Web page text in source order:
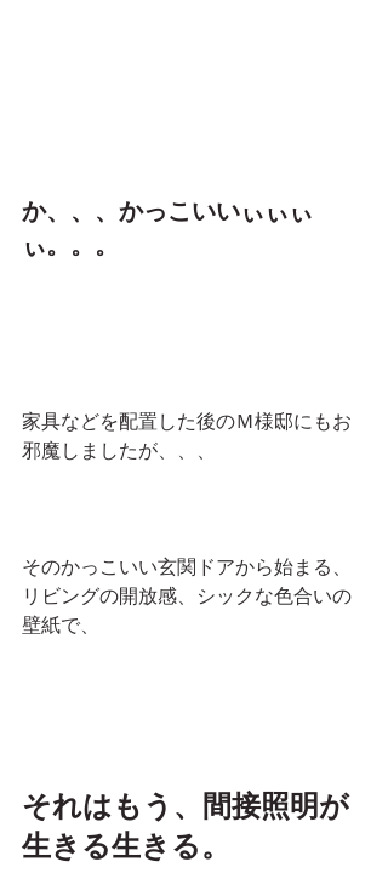
か、、、かっこいいぃぃぃ
ぃ。。。
家具などを配置した後のＭ様邸にもお
邪魔しましたが、、、
そのかっこいい玄関ドアから始まる、
リビングの開放感、シックな色合いの
壁紙で、
それはもう、間接照明が
生きる生きる。